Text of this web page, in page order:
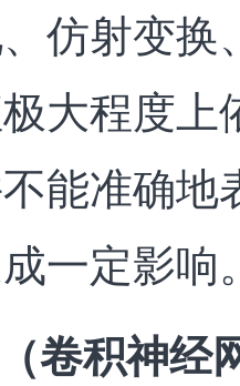
仿射变
大程度
能准确
一定影响
卷积神经